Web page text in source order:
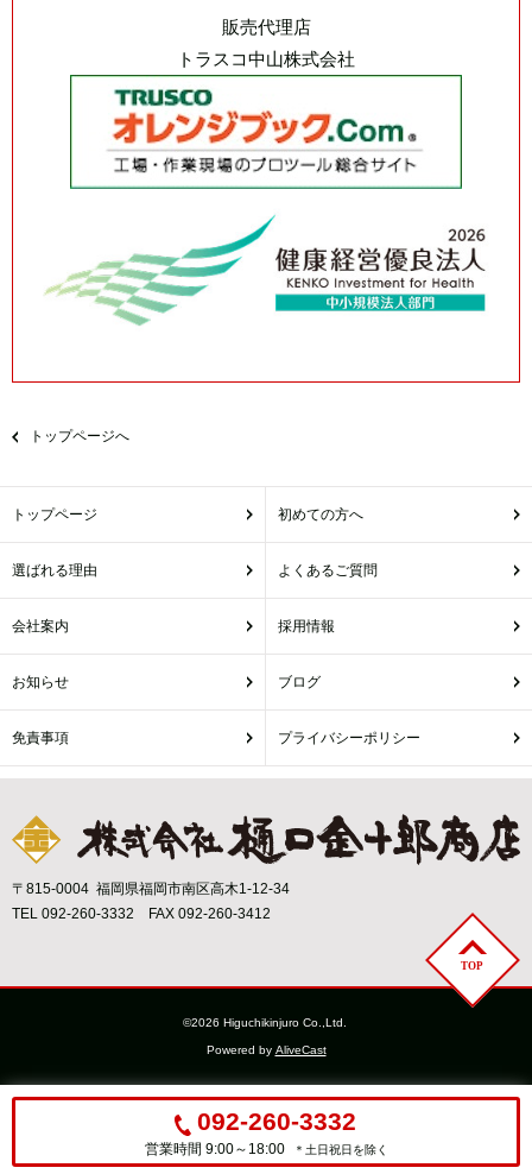
販売代理店
トラスコ中山株式会社
トップページへ
〒815-0004 福岡県福岡市南区高木1-12-34
TEL 092-260-3332 FAX 092-260-3412
トップページ 初めての方へ
選ばれる理由 よくあるご質問
会社案内 採用情報
お知らせ ブログ
免責事項 プライバシーポリシー
©2026 Higuchikinjuro Co.,Ltd.
Powered by AliveCast
092-260-3332
営業時間 9:00～18:00 ＊土日祝日を除く